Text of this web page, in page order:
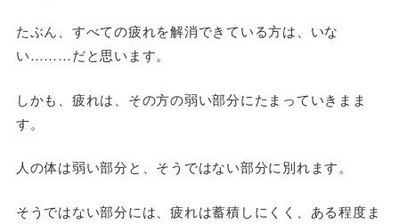
たぶん、すべての疲れを解消できている方は、いな
い………だと思います。
しかも、疲れは、その方の弱い部分にたまっていきまま
す。
人の体は弱い部分と、そうではない部分に別れます。
そうではない部分には、疲れは蓄積しにくく、ある程度ま